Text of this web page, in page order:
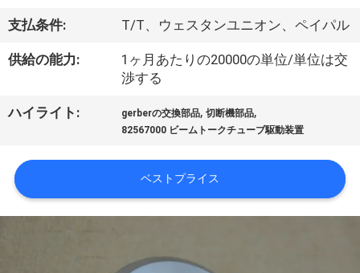
工
場
旅
品
質
支払条件: T/T、ウェスタンユニオン、ペイパル
供給の能力:
1ヶ月あたりの20000の単位/単位は交
渉する
ハイライト: gerberの交換部品,切断機部品,
82567000 ビームトークチューブ駆動装置
ベストプライス